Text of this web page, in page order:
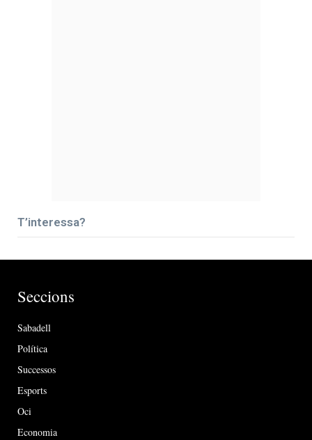
T’interessa?
Seccions
Sabadell
Política
Successos
Esports
Oci
Economia